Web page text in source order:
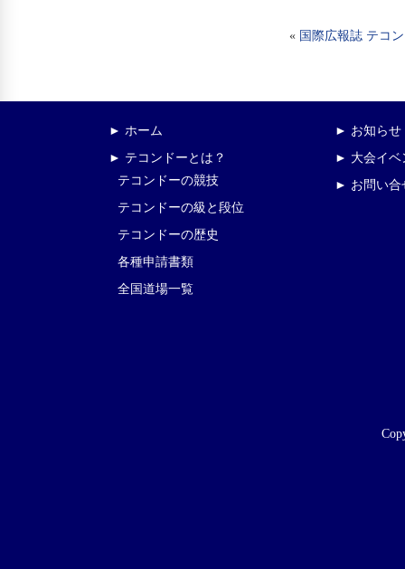
« 国際広報誌 テコ
► ホーム
► テコンドーとは？
テコンドーの競技
テコンドーの級と段位
テコンドーの歴史
各種申請書類
全国道場一覧
► お知らせ
► 大会イベ
► お問い合